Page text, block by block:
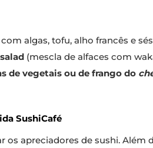
algas, tofu, alho francês e
(mescla de alfaces com
de vegetais ou de frango do
SushiCafé
os apreciadores de sushi.